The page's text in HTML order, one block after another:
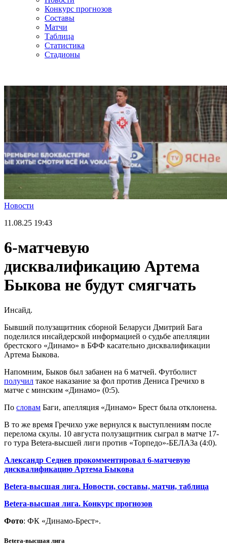
Конкурс прогнозов
Составы
Матчи
Таблица
Статистика
Стадионы
Новости
11.08.25 19:43
6-матчевую
дисквалификацию Артема
Быкова не будут смягчать
Инсайд.
Бывший полузащитник сборной Беларуси Дмитрий Бага
поделился инсайдерской информацией о судьбе апелляции
брестского «Динамо» в БФФ касательно дисквалификации
Артема Быкова.
Напомним, Быков был забанен на 6 матчей. Футболист
получил такое наказание за фол против Дениса Гречихо в
матче с минским «Динамо» (0:5).
По словам Баги, апелляция «Динамо» Брест была отклонена.
В то же время Гречихо уже вернулся к выступлениям после
перелома скулы. 10 августа полузащитник сыграл в матче 17-
го тура Betera-высшей лиги против «Торпедо»-БЕЛАЗа (4:0).
Александр Седнев прокомментировал 6-матчевую
дисквалификацию Артема Быкова
Betera-высшая лига. Новости, составы, матчи, таблица
Betera-высшая лига. Конкурс прогнозов
Фото: ФК «Динамо-Брест».
Betera-высшая лига